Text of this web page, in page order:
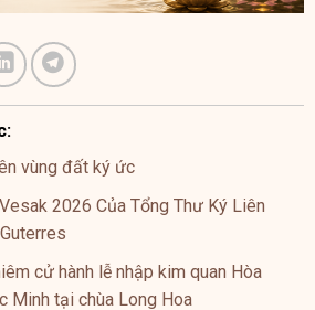
vùng đất ký ức
2026 Của Tổng Thư Ký Liên
cử hành lễ nhập kim quan Hòa
Minh tại chùa Long Hoa